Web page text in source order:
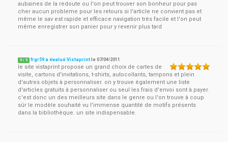
aubaines de la redoute ou l'on peut trouver son bonheur pour pas
cher aucun probleme pour les retours si l'article ne convient pas et
même le sav est rapide et efficace navigation très facile et l'on peut
même enregistrer son panier pour y revenir plus tard
5 / 5 frgr59 a évalué Vistaprint le07/04/2011
le site vistaprint propose un grand choix de cartes de
visite, cartons d'invitations, t-shirts, autocollants, tampons et plein
d'autres objets à personnaliser. on y trouve également une liste
d'articles gratuits à personnaliser ou seul les frais d'envoi sont à payer.
c'est donc un des meilleurs site dans le genre ou l'on trouve à coup
sûr le modèle souhaité vu l'immense quantité de motifs présents
dans la bibliothèque. un site indispensable.